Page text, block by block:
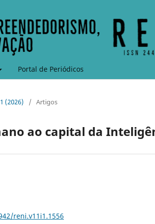
Portal de Periódicos
(2026) / Artigos
ao capital da
reni.v11i1.1556